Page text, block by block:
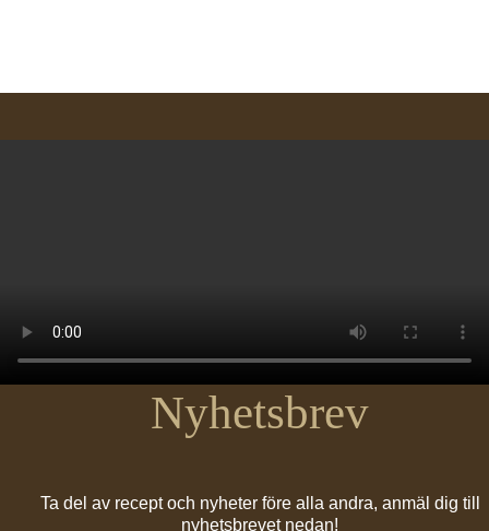
Nyhetsbrev
Ta del av recept och nyheter före alla andra, anmäl dig till
nyhetsbrevet nedan!